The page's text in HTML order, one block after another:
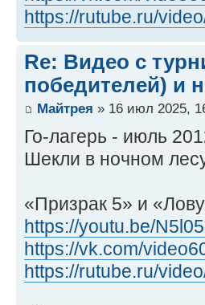
https://rutube.ru/
Re: Видео с
победителей) и
Майтрея » 16 июл 2025,
Го-лагерь - июль
Шекли в ночном
«Призрак 5» и
https://youtu.be/
https://vk.com/
https://rutube.ru/